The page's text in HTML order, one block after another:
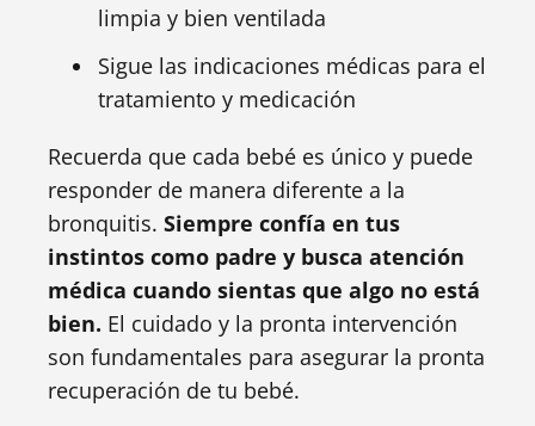
limpia y bien ventilada
Sigue las indicaciones médicas para el
tratamiento y medicación
Recuerda que cada bebé es único y puede
responder de manera diferente a la
bronquitis. Siempre confía en tus
instintos como padre y busca atención
médica cuando sientas que algo no está
bien. El cuidado y la pronta intervención
son fundamentales para asegurar la pronta
recuperación de tu bebé.